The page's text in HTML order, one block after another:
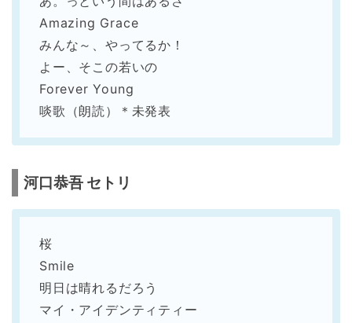
Amazing Grace
みんな～、やってるか！
よー、そこの若いの
Forever Young
啖歌（朗読）＊未発表
河口恭吾 セトリ
桜
Smile
明日は晴れるだろう
マイ・アイデンティティー